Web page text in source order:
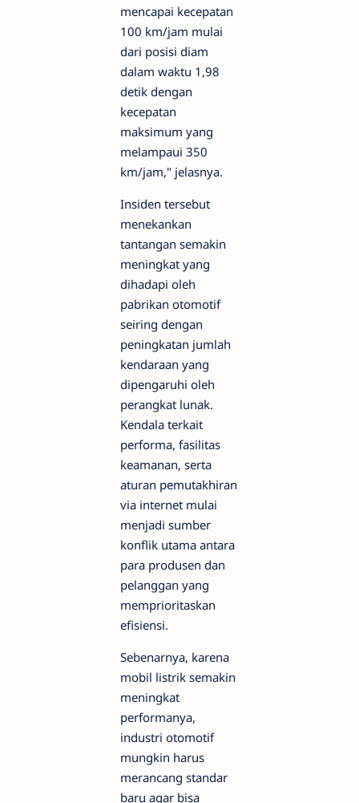
mencapai kecepatan
100 km/jam mulai
dari posisi diam
dalam waktu 1,98
detik dengan
kecepatan
maksimum yang
melampaui 350
km/jam," jelasnya.
Insiden tersebut
menekankan
tantangan semakin
meningkat yang
dihadapi oleh
pabrikan otomotif
seiring dengan
peningkatan jumlah
kendaraan yang
dipengaruhi oleh
perangkat lunak.
Kendala terkait
performa, fasilitas
keamanan, serta
aturan pemutakhiran
via internet mulai
menjadi sumber
konflik utama antara
para produsen dan
pelanggan yang
memprioritaskan
efisiensi.
Sebenarnya, karena
mobil listrik semakin
meningkat
performanya,
industri otomotif
mungkin harus
merancang standar
baru agar bisa